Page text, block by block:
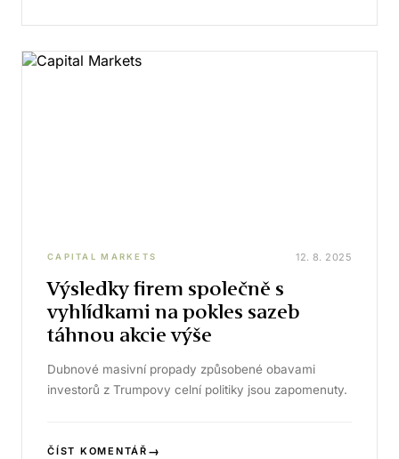
CAPITAL MARKETS 12. 8. 2025
Výsledky firem společně s
vyhlídkami na pokles sazeb
táhnou akcie výše
Dubnové masivní propady způsobené obavami
investorů z Trumpovy celní politiky jsou zapomenuty.
ČÍST KOMENTÁŘ →